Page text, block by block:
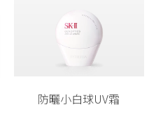
防曬小白球UV霜